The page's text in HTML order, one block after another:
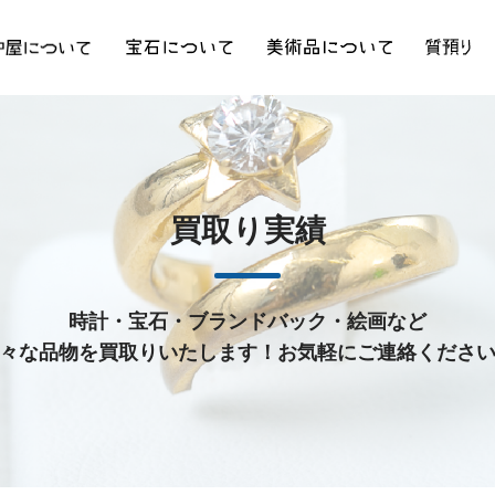
買取り実績
時計・宝石・ブランドバック・絵画など
な品物を買取りいたします！お気軽にご連絡くださ